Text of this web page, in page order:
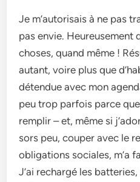
Je m’autorisais à ne pas
pas envie. Heureusement
choses, quand même !
autant, voire plus que
détendue avec mon
peu trop parfois parce
remplir – et, même si
sors peu, couper avec le
obligations sociales, m’a
J’ai rechargé les